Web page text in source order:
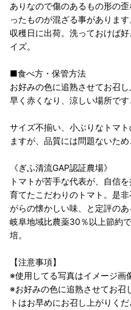
ありなので傷のあるもの形の
ったものが混ざる事があります
収穫日に出荷。洗っておけば
イズ。
■食べ方・保管方法
お好みの色に追熟させてお召
早く赤くなり、涼しい場所です
サイズ不揃い、小ぶりなトマ
ますが、品質には問題ないため
《ぎふ清流GAP認証農場》
トマトが苦手な代表が、自信
育てたこだわりのトマト。是
がらの懐かしい味、と定評のあ
岐阜地域比農薬30％以上節約
培。
【注意事項】
※使用してる写真はイメージ画
※お好みの色に追熟させてお召
トはお早めにお召し上がりく